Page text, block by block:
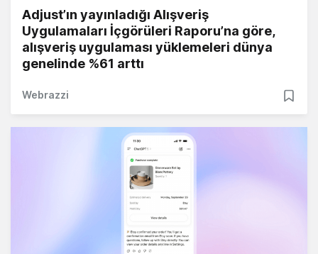
Adjust’ın yayınladığı Alışveriş
Uygulamaları İçgörüleri Raporu’na göre,
alışveriş uygulaması yüklemeleri dünya
genelinde %61 arttı
Webrazzi